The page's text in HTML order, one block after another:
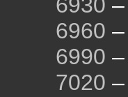
6930 –
6960 –
6990 –
7020 –